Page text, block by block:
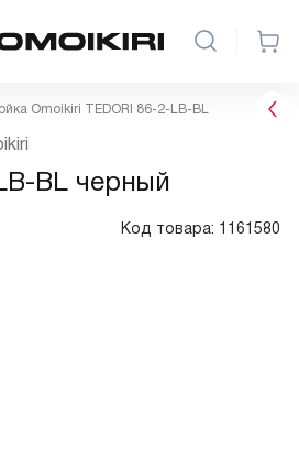
Omoikiri TEDORI 86-2-LB-BL
Код товара: 1161580
BL черный